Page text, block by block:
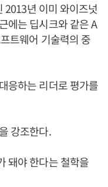
2013년 이미 와이즈넛
에는 딥시크와 같은 A
트웨어 기술력의 중
응하는 리더로 평가를
강조한다.
돼야 한다는 철학을